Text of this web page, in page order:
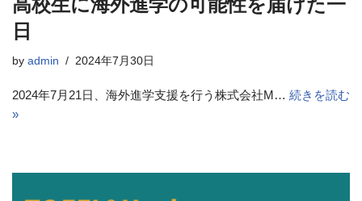
日
by admin 2024年7月30日
2024年7月21日、海外進学支援を行う株式会社M… 続きを読む
»